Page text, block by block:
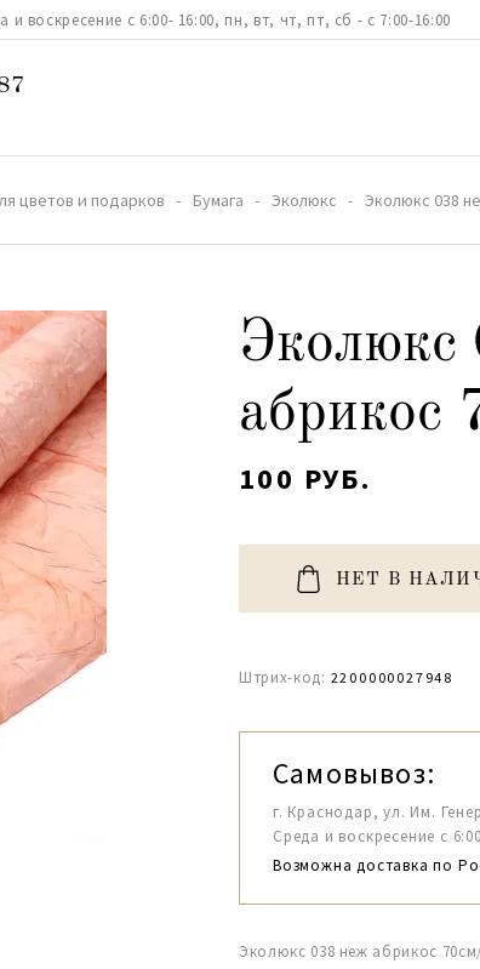
воскресение с 6:00- 16:00, пн, вт, чт, пт, сб - с 7:00-16:00
цветов и подарков Бумага Эколюкс Эколюкс 038
абрикос
100 РУБ.
НЕТ В
Штрих-код: 2200000027948
Самовывоз:
г. Краснодар, ул. Им.
Среда и воскресение с
Возможна доставка по
Эколюкс 038 неж абрикос